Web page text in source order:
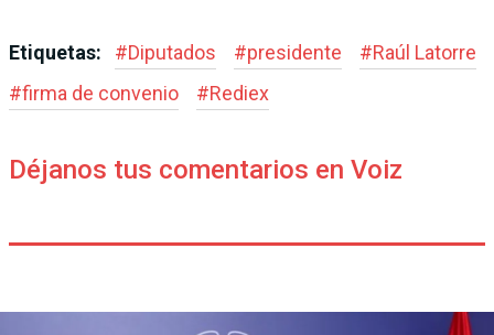
Etiquetas: #Diputados #presidente #Raúl Latorre
#firma de convenio #Rediex
Déjanos tus comentarios en Voiz